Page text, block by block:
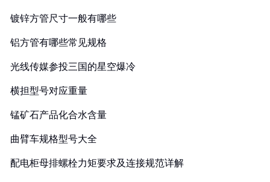
镀锌方管尺寸一般有哪些
铝方管有哪些常见规格
光线传媒参投三国的星空爆冷
横担型号对应重量
锰矿石产品化合水含量
曲臂车规格型号大全
配电柜母排螺栓力矩要求及连接规范详解